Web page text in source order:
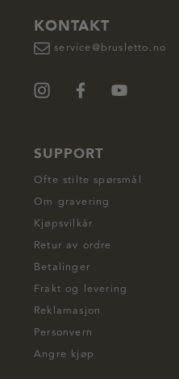
KONTAKT
service@brusletto.no
SUPPORT
Ofte stilte spørsmål
Om gravering
Kjøpsvilkår
Retur av ordre
Betalinger
Frakt og levering
Reklamasjon
Personvern
Angre kjøp